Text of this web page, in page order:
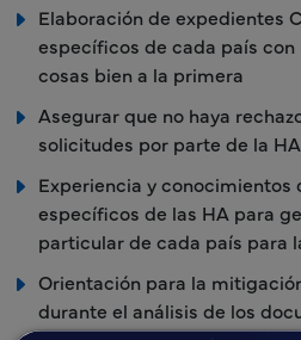
Elaboración de expedientes
específicos de cada país
cosas bien a la primera
Asegurar que no haya
solicitudes por parte de la
Experiencia y conocimientos
específicos de las HA para
particular de cada país para
Orientación para la
durante el análisis de los